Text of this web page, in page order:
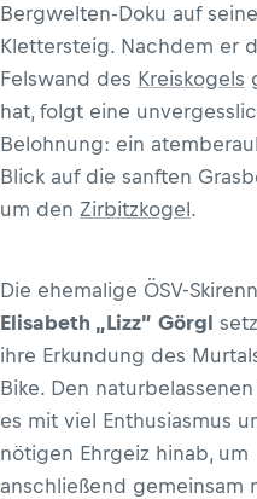
Bergwelten-Doku auf
Klettersteig. Nachdem er
Felswand des Kreiskogels
hat, folgt eine
Belohnung: ein
Blick auf die sanften
um den Zirbitzkogel.
Die ehemalige ÖSV-
Elisabeth „Lizz” Görgl
ihre Erkundung des
Bike. Den
es mit viel Enthusiasmus
nötigen Ehrgeiz hinab, um
anschließend gemeinsam